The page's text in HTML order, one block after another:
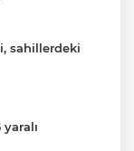
sahillerdeki